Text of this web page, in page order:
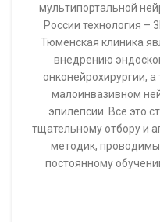
мультипортальной
России технология –
Тюменская клиника
внедрению
онконейрохирургии,
малоинвазивном
эпилепсии. Все это
тщательному отбору и
методик,
постоянному